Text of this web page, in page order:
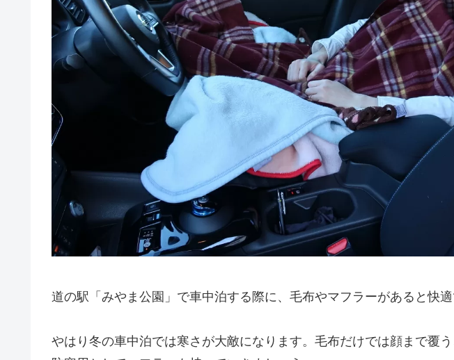
道の駅「みやま公園」で車中泊する際に、毛布やマフラーがあると快適
やはり冬の車中泊では寒さが大敵になります。毛布だけでは顔まで覆